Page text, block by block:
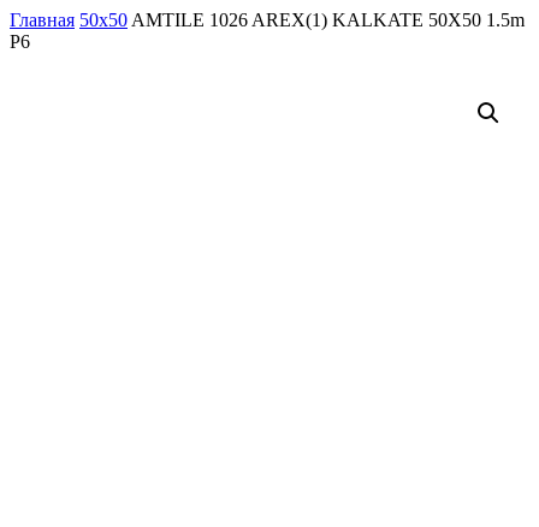
Главная 50x50 AMTILE 1026 AREX(1) KALKATE 50X50 1.5m
P6